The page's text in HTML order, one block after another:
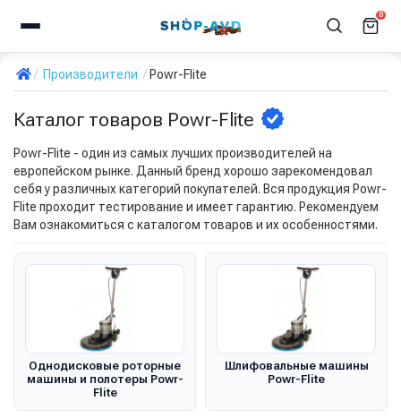
0
Производители Powr-Flite
Каталог товаров Powr-Flite
Powr-Flite - один из самых лучших производителей на
европейском рынке. Данный бренд хорошо зарекомендовал
себя у различных категорий покупателей. Вся продукция Powr-
Flite проходит тестирование и имеет гарантию. Рекомендуем
Вам ознакомиться с каталогом товаров и их особенностями.
Однодисковые роторные
машины и полотеры Powr-
Flite
Шлифовальные машины
Powr-Flite